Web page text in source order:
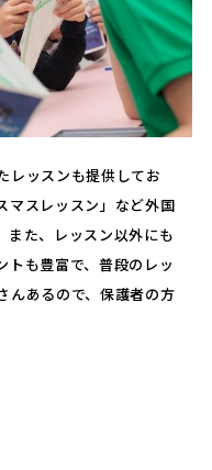
レッスンも提供してお
マスレッスン」など外国
また、レッスン以外にも
トも豊富で、普段のレッ
んあるので、保護者の方